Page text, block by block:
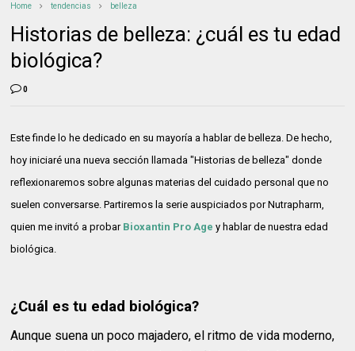
Home tendencias belleza
Historias de belleza: ¿cuál es tu edad
biológica?
0
Este finde lo he dedicado en su mayoría a hablar de belleza. De hecho,
hoy iniciaré una nueva sección llamada "Historias de belleza" donde
reflexionaremos sobre algunas materias del cuidado personal que no
suelen conversarse. Partiremos la serie auspiciados por Nutrapharm,
quien me invitó a probar Bioxantin Pro Age y hablar de nuestra edad
biológica.
¿Cuál es tu edad biológica?
Aunque suena un poco majadero, el ritmo de vida moderno,